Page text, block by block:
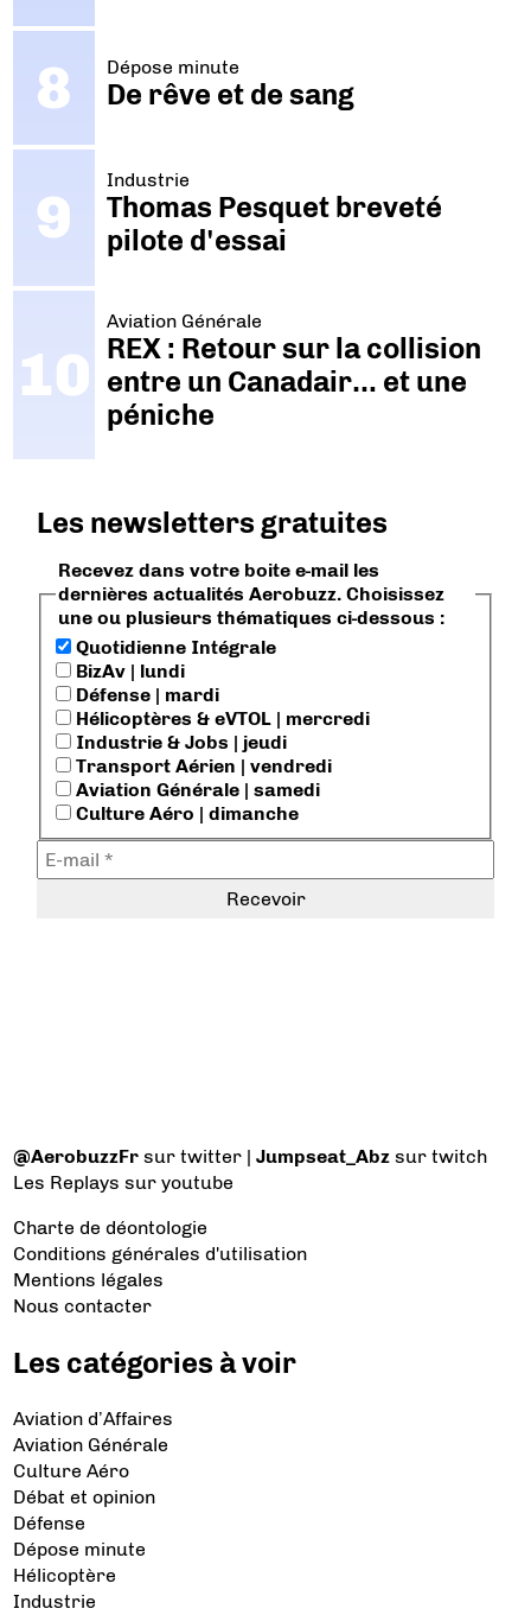
Dépose minute
De rêve et de sang
Industrie
Thomas Pesquet breveté
pilote d'essai
Aviation Générale
REX : Retour sur la collision
entre un Canadair… et une
péniche
Les newsletters gratuites
Recevez dans votre boite e-mail les
dernières actualités Aerobuzz. Choisissez
une ou plusieurs thématiques ci-dessous :
Quotidienne Intégrale
BizAv | lundi
Défense | mardi
Hélicoptères & eVTOL | mercredi
Industrie & Jobs | jeudi
Transport Aérien | vendredi
Aviation Générale | samedi
Culture Aéro | dimanche
@AerobuzzFr sur twitter |Jumpseat_Abz sur twitch
Les Replays sur youtube
Charte de déontologie
Conditions générales d'utilisation
Mentions légales
Nous contacter
Les catégories à voir
Aviation d’Affaires
Aviation Générale
Culture Aéro
Débat et opinion
Défense
Dépose minute
Hélicoptère
Industrie